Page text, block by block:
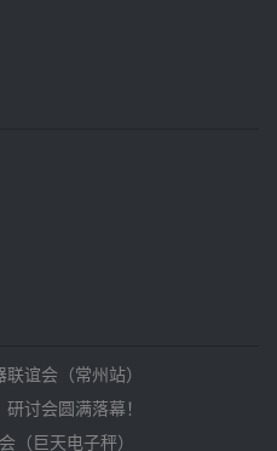
谊会（常州站）
讨会圆满落幕！
（巨天电子秤）